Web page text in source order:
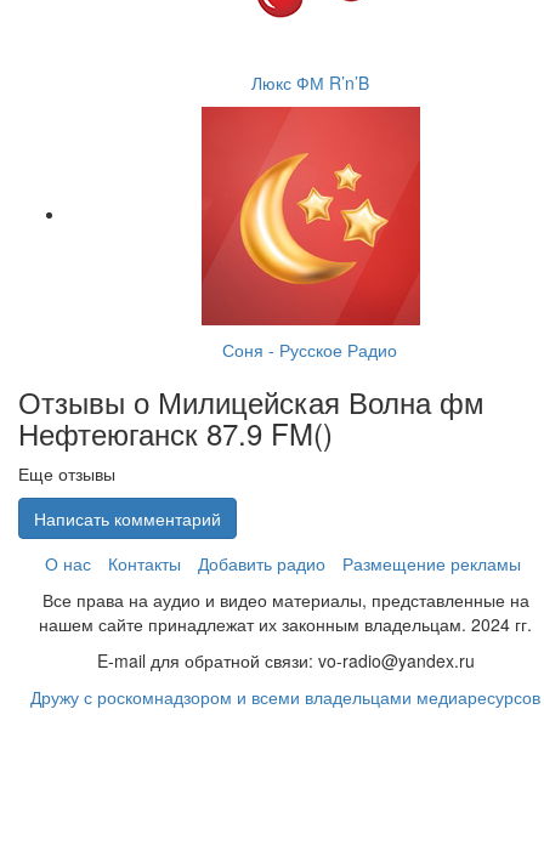
Люкс ФМ R’n’B
Соня - Русское Радио
Отзывы о Милицейская Волна фм
Нефтеюганск 87.9 FM()
Еще отзывы
Написать комментарий
О нас
Контакты Добавить радио
Размещение рекламы
Все права на аудио и видео материалы, представленные на
нашем сайте принадлежат их законным владельцам. 2024 гг.
E-mail для обратной связи: vo-radio@yandex.ru
Дружу с роскомнадзором и всеми владельцами медиаресурсов